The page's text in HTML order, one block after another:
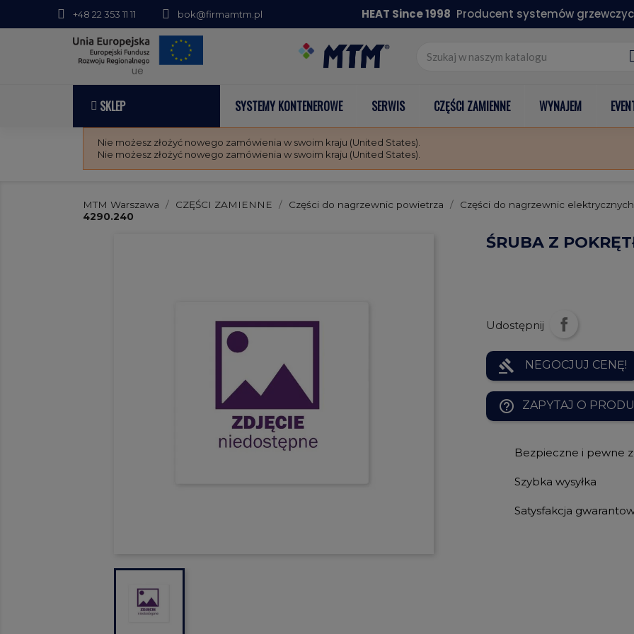
+48 22 353 11 11 bok@firmamtm.pl HEAT Since 1998 Producent systemów
ue
SKLEP SYSTEMY KONTENEROWE SERWIS CZĘŚCI ZAMIENNE WYNAJEM
Nie możesz złożyć nowego zamówienia w swoim kraju (United States).
Nie możesz złożyć nowego zamówienia w swoim kraju (United States).
MTM Warszawa CZĘŚCI ZAMIENNE Części do nagrzewnic powietrza Części do nagrzewnic elektrycznych
4290.240
ŚRUBA Z
Udostępnij
gavel NEGOCJUJ CENĘ!
help_outline ZAPYTAJ O
Bezpieczne i pewne
Szybka wysyłka
Satysfakcja